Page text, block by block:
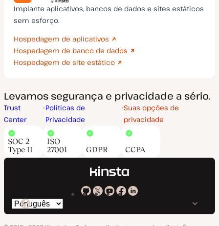
Implante aplicativos, bancos de dados e sites estáticos
sem esforço.
Hospedagem de aplicativos
Hospedagem de banco de dados
Hospedagem de site estático
Levamos segurança e privacidade a sério.
Trust
Center
Políticas de
Privacidade
Suas opções de
privacidade
SOC 2
Type II
ISO
27001
GDPR CCPA
KinstaKinstaKinsta
KinstaKinsta
Trocar
o